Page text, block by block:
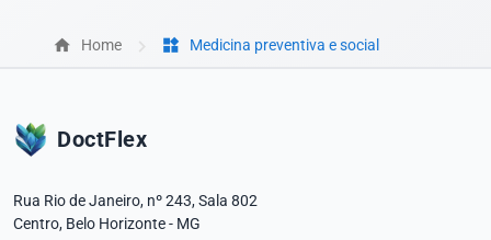
home Home chevron_right widgets Medicina preventiva e social
DoctFlex
Rua Rio de Janeiro, nº 243, Sala 802
Centro, Belo Horizonte- MG